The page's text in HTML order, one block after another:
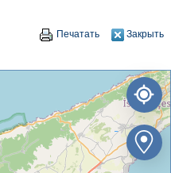
Печатать Закрыть